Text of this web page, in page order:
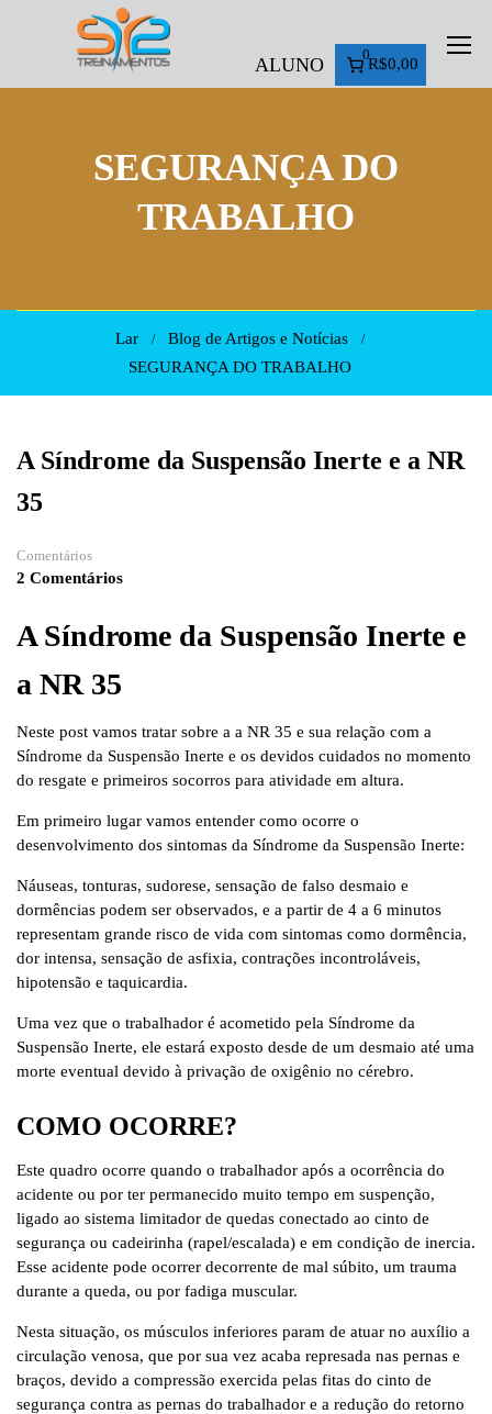
ALUNO 0
R$0,00
SEGURANÇA DO
TRABALHO
Lar
Blog de Artigos e Notícias
SEGURANÇA DO TRABALHO
A Síndrome da Suspensão Inerte e a NR
35
Comentários
2 Comentários
A Síndrome da Suspensão Inerte e
a NR 35
Neste post vamos tratar sobre a a NR 35 e sua relação com a
Síndrome da Suspensão Inerte e os devidos cuidados no momento
do resgate e primeiros socorros para atividade em altura.
Em primeiro lugar vamos entender como ocorre o
desenvolvimento dos sintomas da Síndrome da Suspensão Inerte:
Náuseas, tonturas, sudorese, sensação de falso desmaio e
dormências podem ser observados, e a partir de 4 a 6 minutos
representam grande risco de vida com sintomas como dormência,
dor intensa, sensação de asfixia, contrações incontroláveis,
hipotensão e taquicardia.
Uma vez que o trabalhador é acometido pela Síndrome da
Suspensão Inerte, ele estará exposto desde de um desmaio até uma
morte eventual devido à privação de oxigênio no cérebro.
COMO OCORRE?
Este quadro ocorre quando o trabalhador após a ocorrência do
acidente ou por ter permanecido muito tempo em suspenção,
ligado ao sistema limitador de quedas conectado ao cinto de
segurança ou cadeirinha (rapel/escalada) e em condição de inercia.
Esse acidente pode ocorrer decorrente de mal súbito, um trauma
durante a queda, ou por fadiga muscular.
Nesta situação, os músculos inferiores param de atuar no auxílio a
circulação venosa, que por sua vez acaba represada nas pernas e
braços, devido a compressão exercida pelas fitas do cinto de
segurança contra as pernas do trabalhador e a redução do retorno